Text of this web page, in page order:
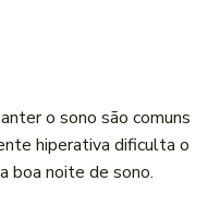
o sono são comuns
hiperativa dificulta o
boa noite de sono.